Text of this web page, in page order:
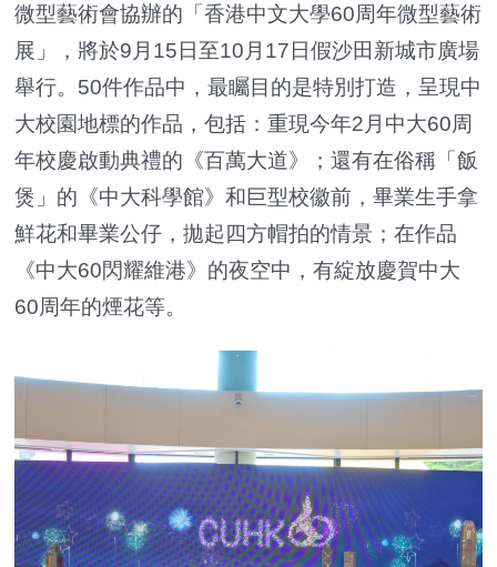
微型藝術會協辦的「香港中文大學60周年微型藝術
展」，將於9月15日至10月17日假沙田新城市廣場
舉行。50件作品中，最矚目的是特別打造，呈現中
大校園地標的作品，包括：重現今年2月中大60周
年校慶啟動典禮的《百萬大道》；還有在俗稱「飯
煲」的《中大科學館》和巨型校徽前，畢業生手拿
鮮花和畢業公仔，拋起四方帽拍的情景；在作品
《中大60閃耀維港》的夜空中，有綻放慶賀中大
60周年的煙花等。